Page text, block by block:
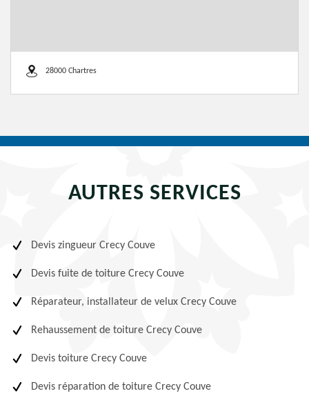
28000 Chartres
AUTRES SERVICES
Devis zingueur Crecy Couve
Devis fuite de toiture Crecy Couve
Réparateur, installateur de velux Crecy Couve
Rehaussement de toiture Crecy Couve
Devis toiture Crecy Couve
Devis réparation de toiture Crecy Couve